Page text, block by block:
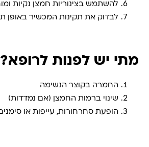
להשתמש בצינוריות חמצן נקיות
לבדוק את תקינות המכשיר באופן
מתי יש לפנות לרופא?
החמרה בקוצר הנשימה
שינוי ברמות החמצן (אם נמדדות)
הופעת סחרחורות, עייפות או